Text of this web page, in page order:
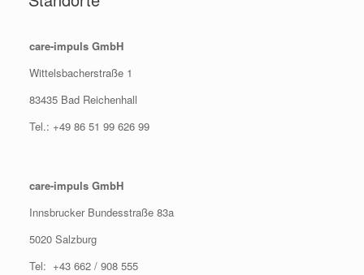
care-impuls GmbH
Wittelsbacherstraße 1
83435 Bad Reichenhall
Tel.: +49 86 51 99 626 99
care-impuls GmbH
Innsbrucker Bundesstraße 83a
5020 Salzburg
Tel: +43 662 / 908 555